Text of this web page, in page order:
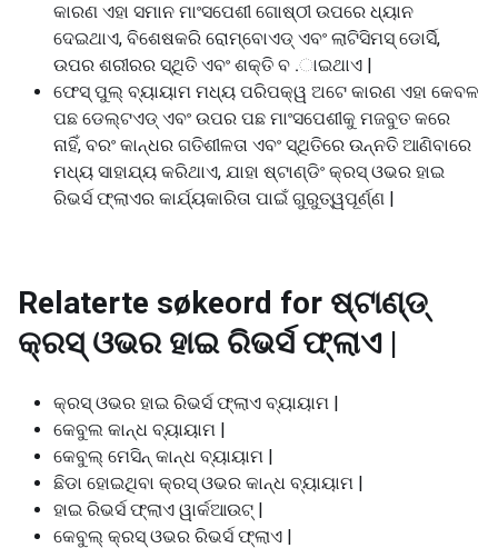
କାରଣ ଏହା ସମାନ ମାଂସପେଶୀ ଗୋଷ୍ଠୀ ଉପରେ ଧ୍ୟାନ
ଦେଇଥାଏ, ବିଶେଷକରି ରୋମ୍ବୋଏଡ୍ ଏବଂ ଲାଟିସିମସ୍ ଡୋର୍ସି,
ଉପର ଶରୀରର ସ୍ଥିତି ଏବଂ ଶକ୍ତି ବ .ାଇଥାଏ |
ଫେସ୍ ପୁଲ୍ ବ୍ୟାୟାମ ମଧ୍ୟ ପରିପକ୍ୱ ଅଟେ କାରଣ ଏହା କେବଳ
ପଛ ଡେଲ୍ଟଏଡ୍ ଏବଂ ଉପର ପଛ ମାଂସପେଶୀକୁ ମଜବୁତ କରେ
ନାହିଁ, ବରଂ କାନ୍ଧର ଗତିଶୀଳତା ଏବଂ ସ୍ଥିତିରେ ଉନ୍ନତି ଆଣିବାରେ
ମଧ୍ୟ ସାହାଯ୍ୟ କରିଥାଏ, ଯାହା ଷ୍ଟାଣ୍ଡିଂ କ୍ରସ୍ ଓଭର ହାଇ
ରିଭର୍ସ ଫ୍ଲାଏର କାର୍ଯ୍ୟକାରିତା ପାଇଁ ଗୁରୁତ୍ୱପୂର୍ଣ୍ଣ |
Relaterte søkeord for ଷ୍ଟାଣ୍ଡ୍
କ୍ରସ୍ ଓଭର ହାଇ ରିଭର୍ସ ଫ୍ଲାଏ |
କ୍ରସ୍ ଓଭର ହାଇ ରିଭର୍ସ ଫ୍ଲାଏ ବ୍ୟାୟାମ |
କେବୁଲ କାନ୍ଧ ବ୍ୟାୟାମ |
କେବୁଲ୍ ମେସିନ୍ କାନ୍ଧ ବ୍ୟାୟାମ |
ଛିଡା ହୋଇଥିବା କ୍ରସ୍ ଓଭର କାନ୍ଧ ବ୍ୟାୟାମ |
ହାଇ ରିଭର୍ସ ଫ୍ଲାଏ ୱାର୍କଆଉଟ୍ |
କେବୁଲ୍ କ୍ରସ୍ ଓଭର ରିଭର୍ସ ଫ୍ଲାଏ |